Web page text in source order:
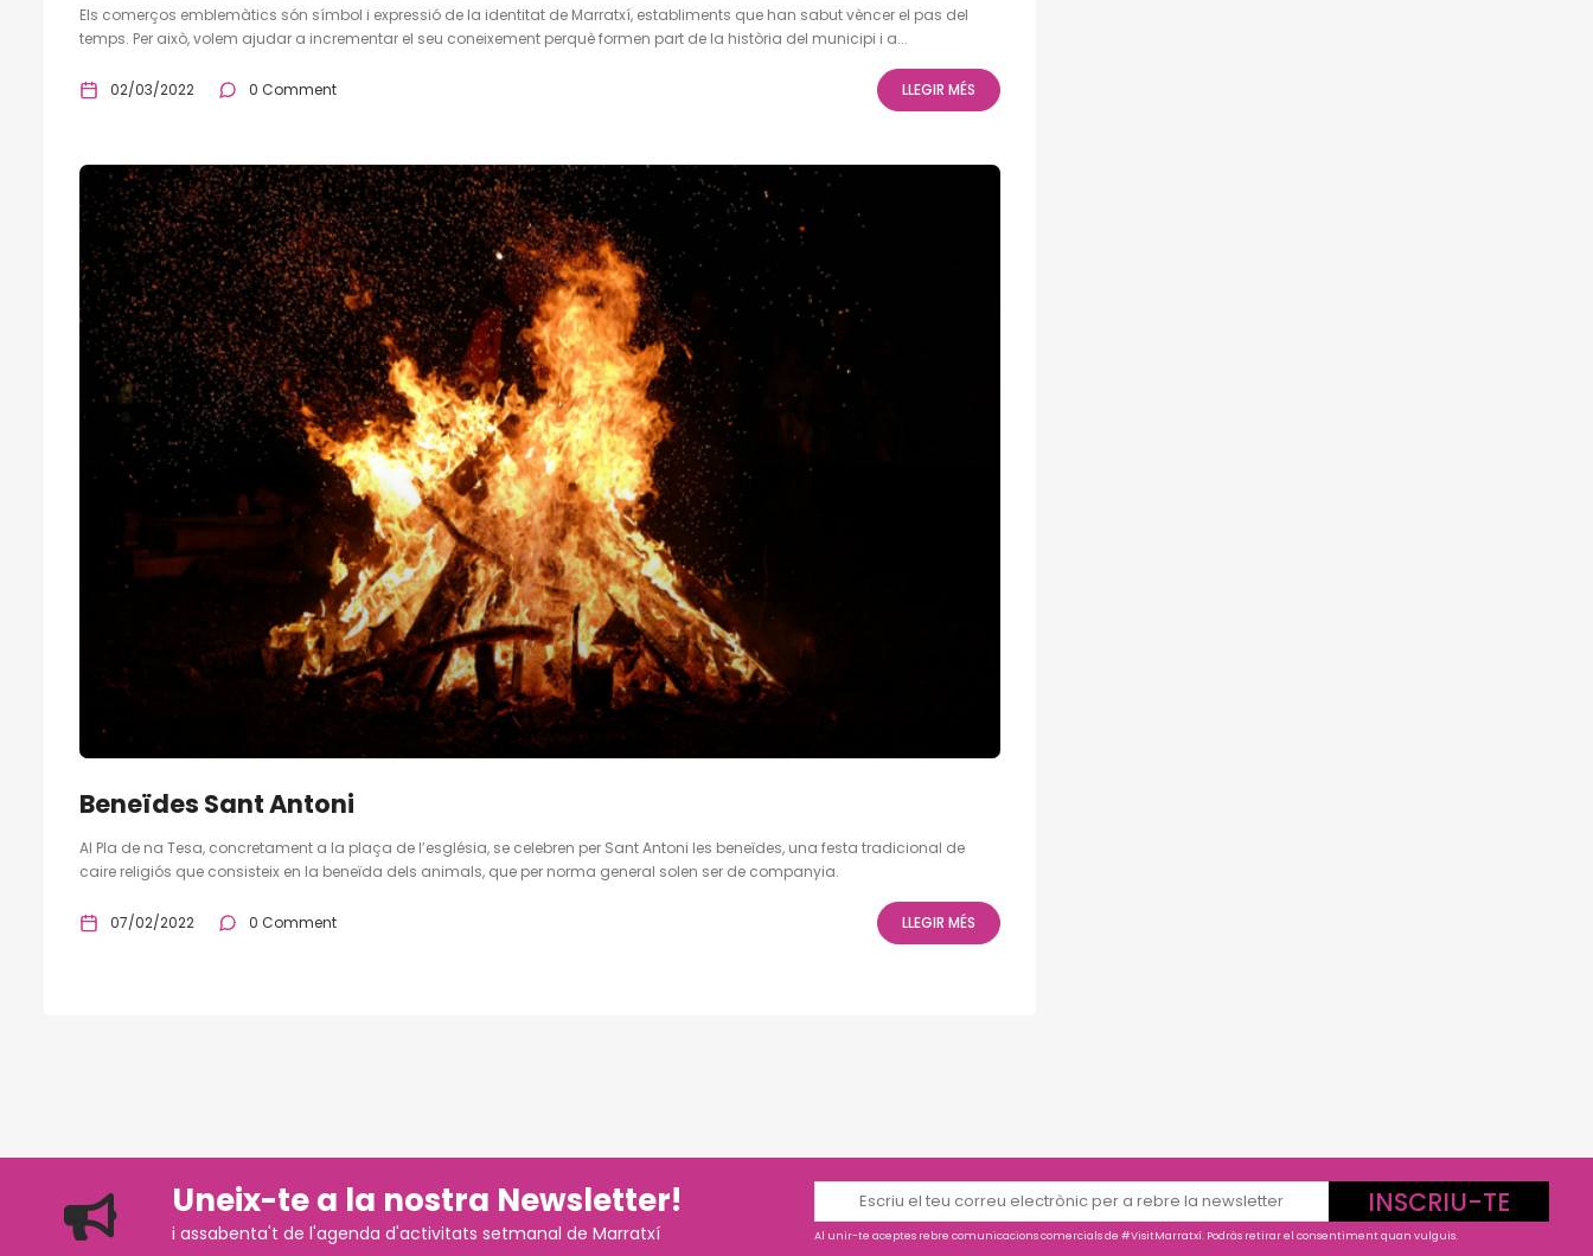
Els comerços emblemàtics són símbol i expressió de la identitat de Marratxí, establiments que han sabut vèncer el pas del
temps. Per això, volem ajudar a incrementar el seu coneixement perquè formen part de la història del municipi i a...
02/03/2022 0 Comment LLEGIR MÉS
Beneïdes Sant Antoni
Al Pla de na Tesa, concretament a la plaça de l’església, se celebren per Sant Antoni les beneïdes, una festa tradicional de
caire religiós que consisteix en la beneïda dels animals, que per norma general solen ser de companyia.
07/02/2022 0 Comment LLEGIR MÉS
Uneix-te a la nostra Newsletter!
i assabenta't de l'agenda d'activitats setmanal de Marratxí
INSCRIU-TE
Al unir-te aceptes rebre comunicacions comercials de #VisitMarratxí. Podràs retirar el consentiment quan vulguis.